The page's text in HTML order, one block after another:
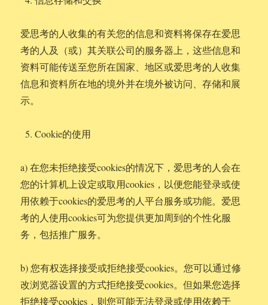
爱思考的人收集的有关您的信息和资料将保存在爱思
考的人及（或）其关联公司的服务器上，这些信息和
资料可能传送至您所在国家、地区或爱思考的人收集
信息和资料所在地的境外并在境外被访问、存储和展
示。
Cookie的使用
a) 在您未拒绝接受cookies的情况下，爱思考的人会在
您的计算机上设定或取用cookies，以便您能登录或使
用依赖于cookies的爱思考的人平台服务或功能。爱思
考的人使用cookies可为您提供更加周到的个性化服
务，包括推广服务。
b) 您有权选择接受或拒绝接受cookies。您可以通过修
改浏览器设置的方式拒绝接受cookies。但如果您选择
拒绝接受cookies，则您可能无法登录或使用依赖于